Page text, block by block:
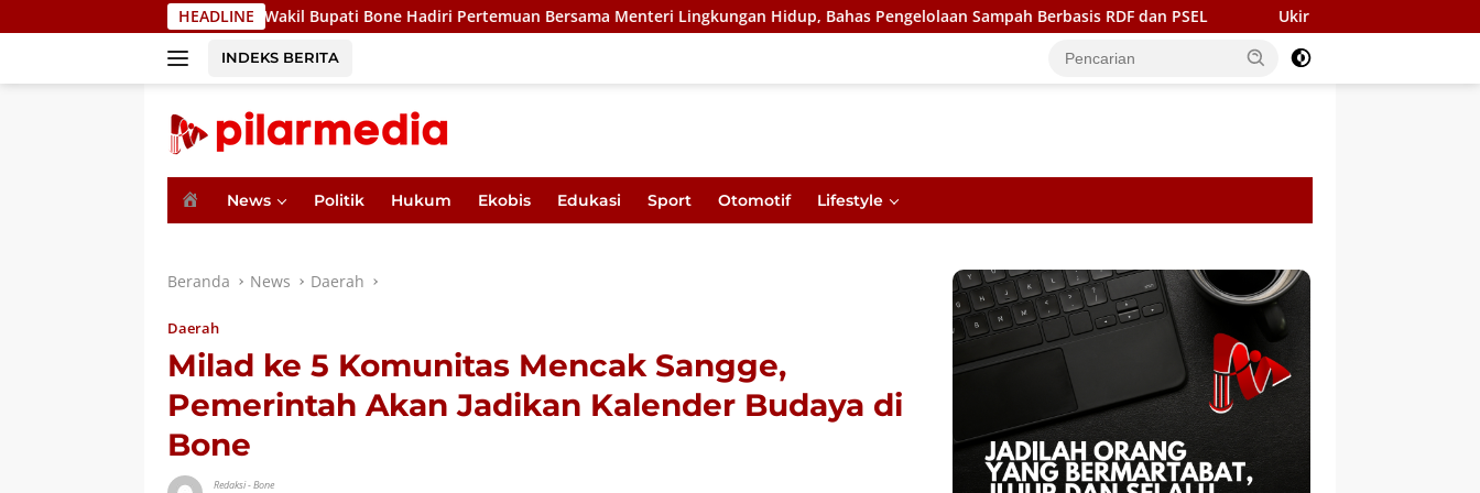
ke
HEADLINE
Wakil Bupati Bone Hadiri Pertemuan Bersama Menteri Lingkungan Hidup, Bahas Pengelolaan Sampah Berbasis RDF dan PSEL Ukir Sejarah di Bone, BupAAS turunkan OPD
INDEKS BERITA
o
News Politik Hukum Ekobis Edukasi Sport Otomotif Lifestyle
Beranda News Daerah
Daerah
Milad ke 5 Komunitas Mencak Sangge,
Pemerintah Akan Jadikan Kalender Budaya di
Bone
Redaksi-Bone